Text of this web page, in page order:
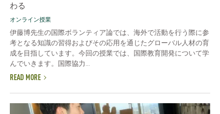
わる
オンライン授業
伊藤博先生の国際ボランティア論では、海外で活動を行う際に参
考となる知識の習得およびその応用を通じたグローバル人材の育
成を目指しています。今回の授業では、国際教育開発について学
んでいきます。国際協力...
READ MORE